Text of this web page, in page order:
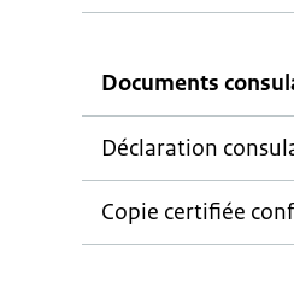
Documents
Déclaration
Copie certifiée